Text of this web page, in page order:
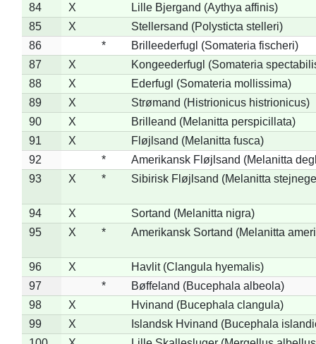
84
X
Lille Bjergand (Aythya affinis)
85
X
Stellersand (Polysticta stelleri)
86
*
Brilleederfugl (Somateria fischeri)
87
X
Kongeederfugl (Somateria
88
X
Ederfugl (Somateria mollissima)
89
X
Strømand (Histrionicus histrionicus)
90
X
Brilleand (Melanitta perspicillata)
91
X
Fløjlsand (Melanitta fusca)
92
*
Amerikansk Fløjlsand (Melanitta
93
X * Sibirisk Fløjlsand (Melanitta
94 X
Sortand (Melanitta nigra)
95
X * Amerikansk Sortand (Melanitta
96 X
Havlit (Clangula hyemalis)
97
*
Bøffeland (Bucephala albeola)
98
X
Hvinand (Bucephala clangula)
99
X
Islandsk Hvinand (Bucephala